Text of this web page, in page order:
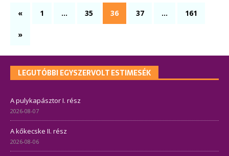
« 1 … 35 36 37 … 161
»
LEGUTÓBBI EGYSZERVOLT ESTIMESÉK
A pulykapásztor I. rész
2026-08-07
A kőkecske II. rész
2026-08-06